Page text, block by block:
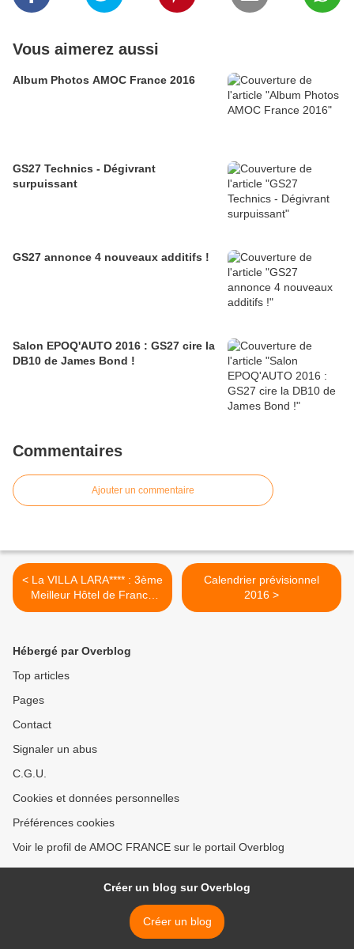
Vous aimerez aussi
Album Photos AMOC France 2016
GS27 Technics - Dégivrant
surpuissant
GS27 annonce 4 nouveaux additifs !
Salon EPOQ'AUTO 2016 : GS27 cire la
DB10 de James Bond !
Commentaires
Ajouter un commentaire
< La VILLA LARA**** : 3ème
Meilleur Hôtel de France
(hors Paris)
Calendrier prévisionnel
2016 >
Hébergé par Overblog
Top articles
Pages
Contact
Signaler un abus
C.G.U.
Cookies et données personnelles
Préférences cookies
Voir le profil de AMOC FRANCE sur le portail Overblog
Créer un blog sur Overblog
Créer un blog